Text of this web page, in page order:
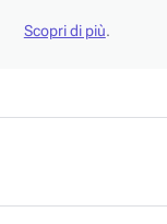
Scopri di più.